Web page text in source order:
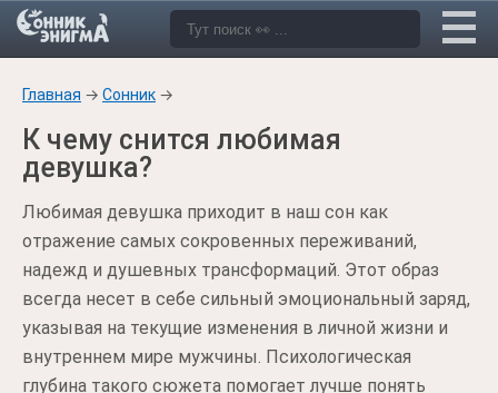
Главная → Сонник →
К чему снится любимая
девушка?
Любимая девушка приходит в наш сон как
отражение самых сокровенных переживаний,
надежд и душевных трансформаций. Этот образ
всегда несет в себе сильный эмоциональный заряд,
указывая на текущие изменения в личной жизни и
внутреннем мире мужчины. Психологическая
глубина такого сюжета помогает лучше понять